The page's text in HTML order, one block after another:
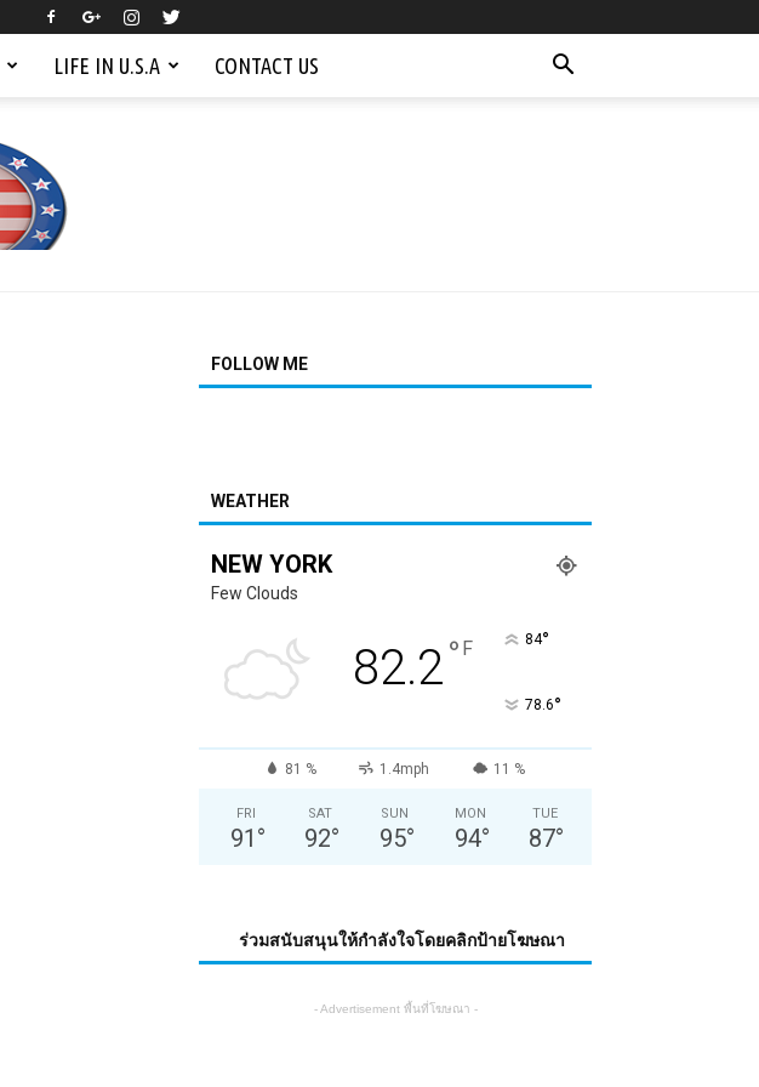
LIFE IN U.S.A CONTACT US
FOLLOW ME
WEATHER
NEW YORK
Few Clouds
82.2° F 84°
78.6°
81 % 1.4mph 11 %
FRI
91 °
SAT
92°
SUN
95°
MON
94°
TUE
87°
ร่วมสนับสนุนให้กำลังใจโดยคลิกป้ายโฆษณา
- Advertisement พื้นที่โฆษณา -